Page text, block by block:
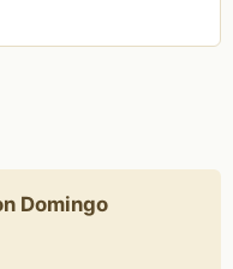
Domingo